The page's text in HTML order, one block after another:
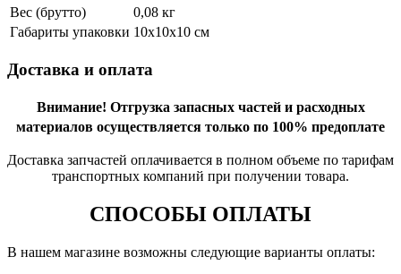
Вес (брутто)
0,08 кг
Габариты упаковки 10х10х10 см
Доставка и оплата
Внимание! Отгрузка запасных частей и расходных
материалов осуществляется только по 100% предоплате
Доставка запчастей оплачивается в полном объеме по тарифам
транспортных компаний при получении товара.
СПОСОБЫ ОПЛАТЫ
В нашем магазине возможны следующие варианты оплаты: